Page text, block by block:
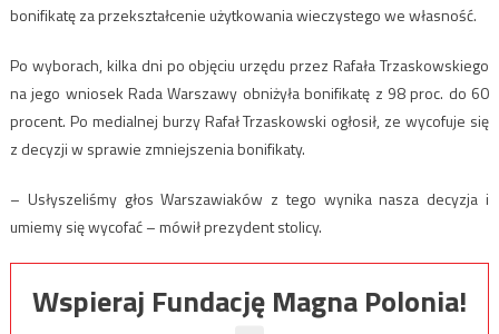
bonifikatę za przekształcenie użytkowania wieczystego we własność.
Po wyborach, kilka dni po objęciu urzędu przez Rafała Trzaskowskiego
na jego wniosek Rada Warszawy obniżyła bonifikatę z 98 proc. do 60
procent. Po medialnej burzy Rafał Trzaskowski ogłosił, ze wycofuje się
z decyzji w sprawie zmniejszenia bonifikaty.
– Usłyszeliśmy głos Warszawiaków z tego wynika nasza decyzja i
umiemy się wycofać – mówił prezydent stolicy.
Wspieraj Fundację Magna Polonia!